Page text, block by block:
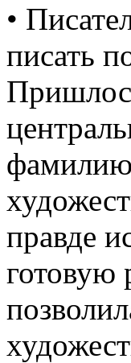
•
писать
правде
готовую